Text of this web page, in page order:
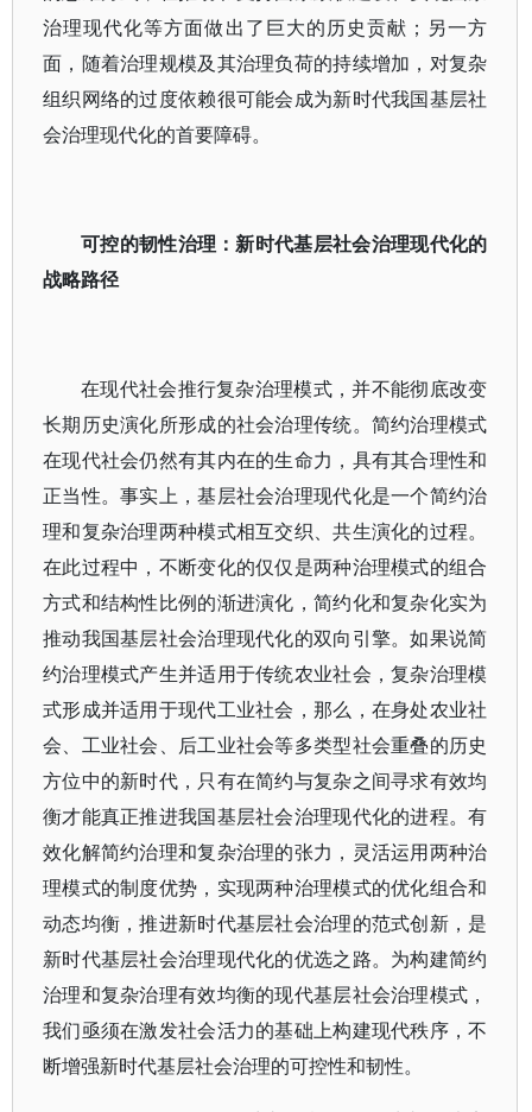
治理现代化等方面做出了巨大的历史贡献；另一方
面，随着治理规模及其治理负荷的持续增加，对复杂
组织网络的过度依赖很可能会成为新时代我国基层社
会治理现代化的首要障碍。
可控的韧性治理：新时代基层社会治理现代化的
战略路径
在现代社会推行复杂治理模式，并不能彻底改变
长期历史演化所形成的社会治理传统。简约治理模式
在现代社会仍然有其内在的生命力，具有其合理性和
正当性。事实上，基层社会治理现代化是一个简约治
理和复杂治理两种模式相互交织、共生演化的过程。
在此过程中，不断变化的仅仅是两种治理模式的组合
方式和结构性比例的渐进演化，简约化和复杂化实为
推动我国基层社会治理现代化的双向引擎。如果说简
约治理模式产生并适用于传统农业社会，复杂治理模
式形成并适用于现代工业社会，那么，在身处农业社
会、工业社会、后工业社会等多类型社会重叠的历史
方位中的新时代，只有在简约与复杂之间寻求有效均
衡才能真正推进我国基层社会治理现代化的进程。有
效化解简约治理和复杂治理的张力，灵活运用两种治
理模式的制度优势，实现两种治理模式的优化组合和
动态均衡，推进新时代基层社会治理的范式创新，是
新时代基层社会治理现代化的优选之路。为构建简约
治理和复杂治理有效均衡的现代基层社会治理模式，
我们亟须在激发社会活力的基础上构建现代秩序，不
断增强新时代基层社会治理的可控性和韧性。